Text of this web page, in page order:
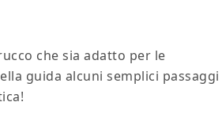
che sia adatto per le
guida alcuni semplici passaggi